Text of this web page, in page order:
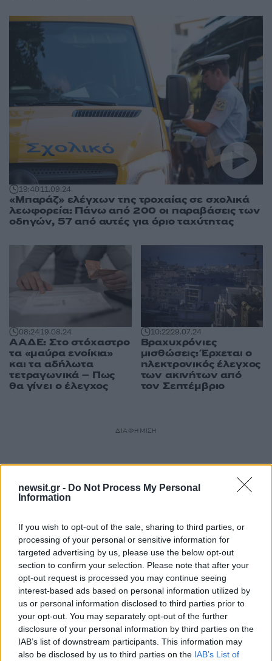
newsit.gr - Do Not Process My Personal
Information
If you wish to opt-out of the sale, sharing to third parties, or
processing of your personal or sensitive information for
targeted advertising by us, please use the below opt-out
section to confirm your selection. Please note that after your
opt-out request is processed you may continue seeing
interest-based ads based on personal information utilized by
us or personal information disclosed to third parties prior to
your opt-out. You may separately opt-out of the further
disclosure of your personal information by third parties on the
IAB’s list of downstream participants. This information may
also be disclosed by us to third parties on the IAB’s List of
19:4011.09.24
«Μπαράζ» ελέγχων της τροχαίας σε σχολικά
λεωφορεία: Πάνω από 200 οι παραβάσεις των
οδηγών, 57 από αυτές για όριο ταχύτητας
08:2419.08.24
ΑΑΔΕ: Στο στόχαστρο
τα «μαύρα ενοίκια»
και τα αδήλωτα
τετραγωνικά – Πως
θα γίνει ο έλεγχος
10:2229.07.24
Βραχυχρόνιες
μισθώσεις: Έρχεται ο
ηλεκτρονικός έλεγχος
των ακινήτων από
τον Σεπτέμβριο
ΔΙΑΦΗΜΙΣΗ